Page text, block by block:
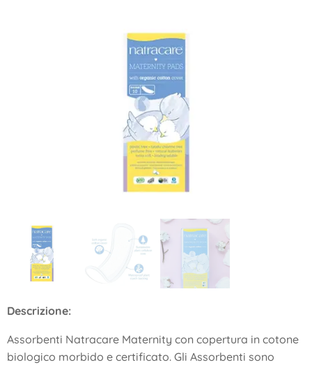
Descrizione:
Assorbenti Natracare Maternity con copertura in cotone
biologico morbido e certificato. Gli Assorbenti sono